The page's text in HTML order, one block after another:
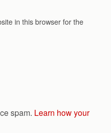
in this browser for the
spam. Learn how your